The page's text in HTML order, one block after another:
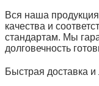
Вся наша продукция
качества и
стандартам. Мы
долговечность
Быстрая доставка и